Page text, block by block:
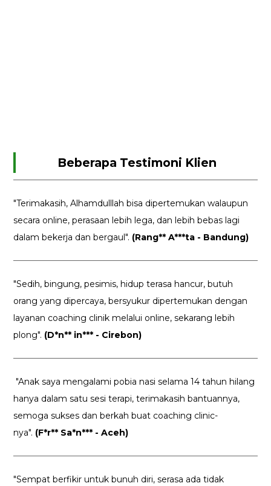
Beberapa Testimoni Klien
"Terimakasih, Alhamdulllah bisa dipertemukan walaupun
secara online, perasaan lebih lega, dan lebih bebas lagi
dalam bekerja dan bergaul". (Rang** A***ta - Bandung)
"Sedih, bingung, pesimis, hidup terasa hancur, butuh
orang yang dipercaya, bersyukur dipertemukan dengan
layanan coaching clinik melalui online, sekarang lebih
plong". (D*n** in*** - Cirebon)
"Anak saya mengalami pobia nasi selama 14 tahun hilang
hanya dalam satu sesi terapi, terimakasih bantuannya,
semoga sukses dan berkah buat coaching clinic-
nya". (F*r** Sa*n*** - Aceh)
"Sempat berfikir untuk bunuh diri, serasa ada tidak